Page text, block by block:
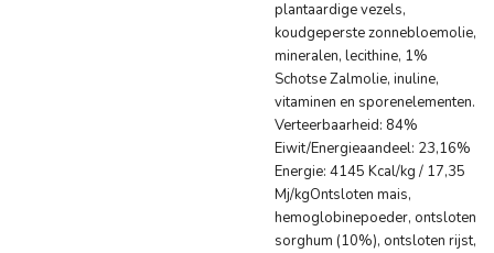
plantaardige vezels,
koudgeperste zonnebloemolie,
mineralen, lecithine, 1%
Schotse Zalmolie, inuline,
vitaminen en sporenelementen.
Verteerbaarheid: 84%
Eiwit/Energieaandeel: 23,16%
Energie: 4145 Kcal/kg / 17,35
Mj/kgOntsloten mais,
hemoglobinepoeder, ontsloten
sorghum (10%), ontsloten rijst,